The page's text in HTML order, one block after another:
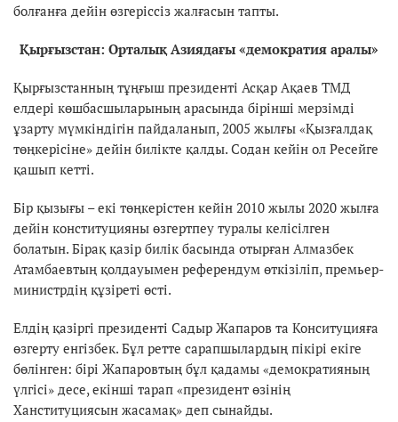
болғанға дейін өзгеріссіз жалғасын тапты.
Қырғызстан: Орталық Азиядағы «демократия аралы»
Қырғызстанның тұңғыш президенті Асқар Ақаев ТМД
елдері көшбасшыларының арасында бірінші мерзімді
ұзарту мүмкіндігін пайдаланып, 2005 жылғы «Қызғалдақ
төңкерісіне» дейін билікте қалды. Содан кейін ол Ресейге
қашып кетті.
Бір қызығы – екі төңкерістен кейін 2010 жылы 2020 жылға
дейін конституцияны өзгертпеу туралы келісілген
болатын. Бірақ қазір билік басында отырған Алмазбек
Атамбаевтың қолдауымен референдум өткізіліп, премьер-
министрдің құзіреті өсті.
Елдің қазіргі президенті Садыр Жапаров та Конситуцияға
өзгерту енгізбек. Бұл ретте сарапшылардың пікірі екіге
бөлінген: бірі Жапаровтың бұл қадамы «демократияның
үлгісі» десе, екінші тарап «президент өзінің
Ханституциясын жасамақ» деп сынайды.